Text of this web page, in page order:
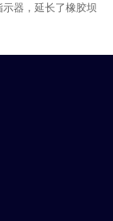
器，延长了橡胶坝